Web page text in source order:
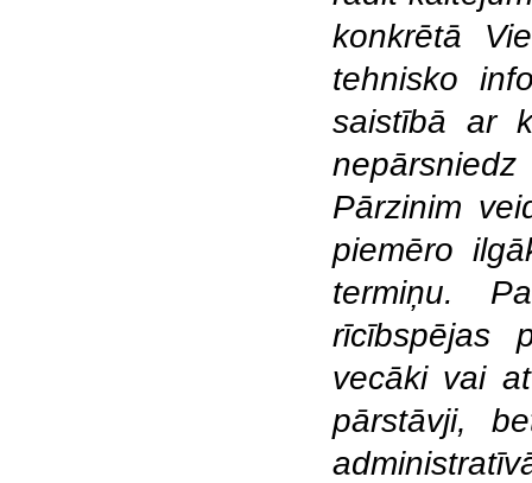
konkrētā
tehnisko
saistībā ar
Pārzinim
piemēro
termiņu.
rīcībspējas
vecāki vai
pārstāvji,